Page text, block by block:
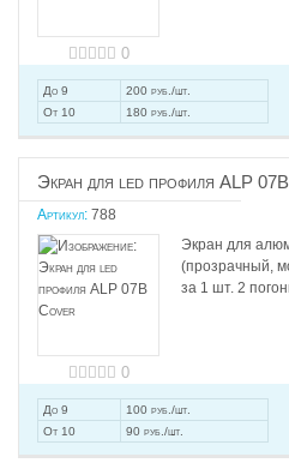
0
До 9
200 руб./шт.
От 10
180 руб./шт.
Экран для led профиля ALP
Артикул: 788
0
Экран для
(прозрачный,
за 1 шт. 2
До 9
100 руб./шт.
От 10
90 руб./шт.